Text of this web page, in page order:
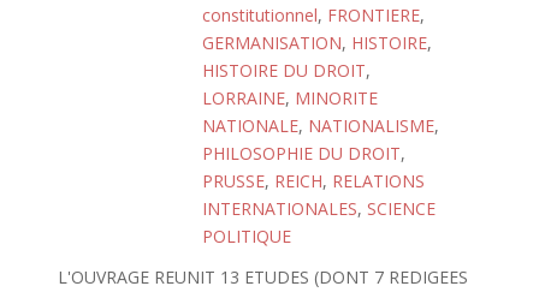
constitutionnel, FRONTIERE,
GERMANISATION, HISTOIRE,
HISTOIRE DU DROIT,
LORRAINE, MINORITE
NATIONALE, NATIONALISME,
PHILOSOPHIE DU DROIT,
PRUSSE, REICH, RELATIONS
INTERNATIONALES, SCIENCE
POLITIQUE
L'OUVRAGE REUNIT 13 ETUDES (DONT 7 REDIGEES